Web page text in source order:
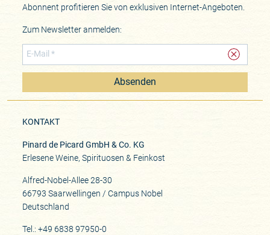
Abonnent profitieren Sie von exklusiven Internet-Angeboten.
Zum Newsletter anmelden:
Absenden
KONTAKT
Pinard de Picard GmbH & Co. KG
Erlesene Weine, Spirituosen & Feinkost
Alfred-Nobel-Allee 28-30
66793 Saarwellingen / Campus Nobel
Deutschland
Tel.: +49 6838 97950-0